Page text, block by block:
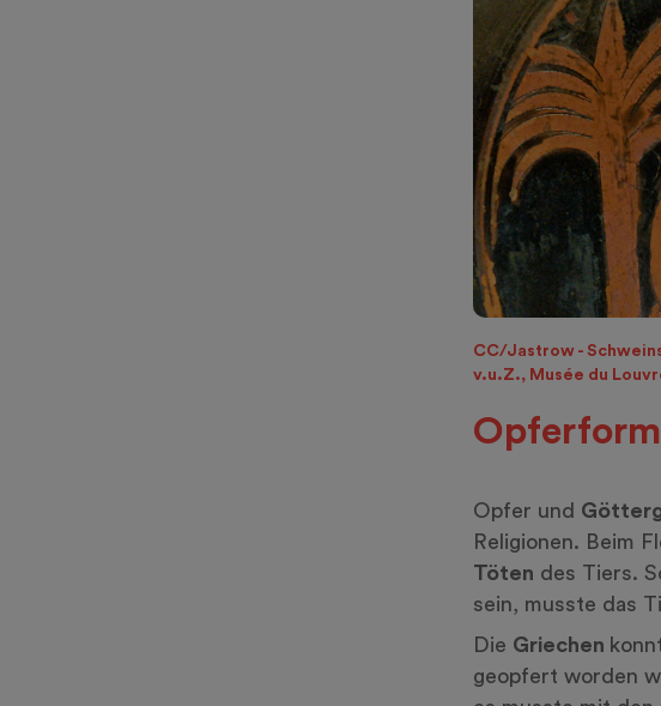
CC/Jastrow -
v.u.Z., Musée du
Opfer und
Religionen. Beim
Töten des Tiers.
sein, musste das
Die Griechen
geopfert worden